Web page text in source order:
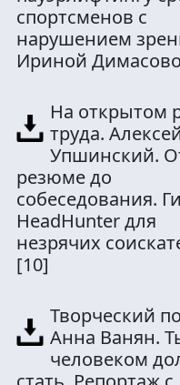
спортсменов с
нарушением
Ириной
На открытом
труда.
Упшинский.
резюме до
собеседования.
HeadHunter для
незрячих
[10]
Творческий
Анна Ванян.
человеком